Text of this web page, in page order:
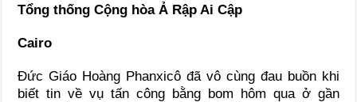
Tổng thống Cộng hòa Ả Rập Ai Cập
Cairo
Đức Giáo Hoàng Phanxicô đã vô cùng đau buồn khi
biết tin về vụ tấn công bằng bom hôm qua ở gần